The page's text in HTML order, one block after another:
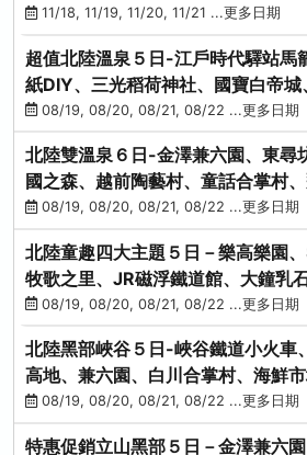
11/18, 11/19, 11/20, 11/21 ...更多日期
超值北陸溫泉５日-江戶時代驛站馬
紙DIY、三光稻荷神社、國寶白帝城
街、下呂溫泉
08/19, 08/20, 08/21, 08/22 ...更多日期
北陸雙溫泉６日-金澤兼六園、東尋
國之森、越前陶藝村、童話合掌村
幡08/19, 08/20, 08/21, 08/22 ...更多日期
北陸童趣四大主題５日－樂高樂園、
牧歌之里、JR磁浮鐵道館、大鐘乳
邊吃08/19, 08/20, 08/21, 08/22 ...更多日期
北陸黑部峽谷５日-峽谷鐵道小火車
高地、兼六園、白川合掌村、海鮮
雙溫泉
08/19, 08/20, 08/21, 08/22 ...更多日期
特惠促銷立山黑部５日－金澤兼六